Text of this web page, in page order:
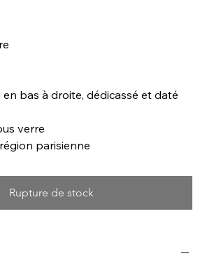
bas à droite, dédicassé et daté
verre
parisienne
Rupture de stock